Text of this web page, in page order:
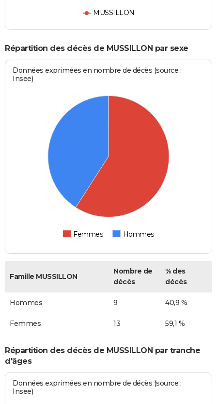
MUSSILLON
Répartition des décès de MUSSILLON par sexe
Données exprimées en nombre de décès (source :
Insee)
Femmes Hommes
Famille MUSSILLON
Nombre de
décès
% des
décès
Hommes 9 40,9 %
Femmes 13 59,1 %
Répartition des décès de MUSSILLON par tranche
d'âges
Données exprimées en nombre de décès (source :
Insee)